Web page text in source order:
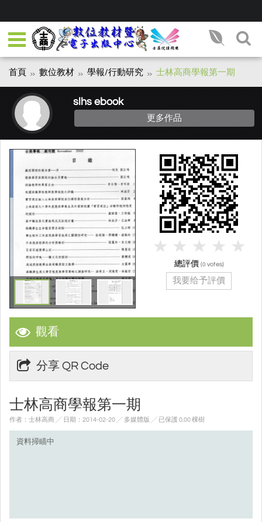
首頁 數位教材 學報/行動研究 士林高商學報第一期
slhs ebook
更多作品
觀看
分享 QR Code
士林高商學報第一期
作者：士林高商 ╱ 日期：2014-02-20 ╱ 多媒體版 ╱ 已保護 0.00 棵樹
資料掃瞄中
總評價 (0 votes)
我要给予評價